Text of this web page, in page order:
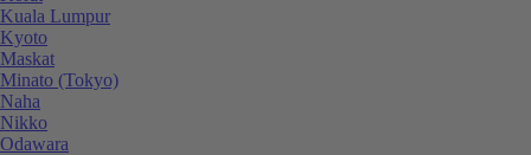
Kuala Lumpur
Kyoto
Maskat
Minato (Tokyo)
Naha
Nikko
Odawara